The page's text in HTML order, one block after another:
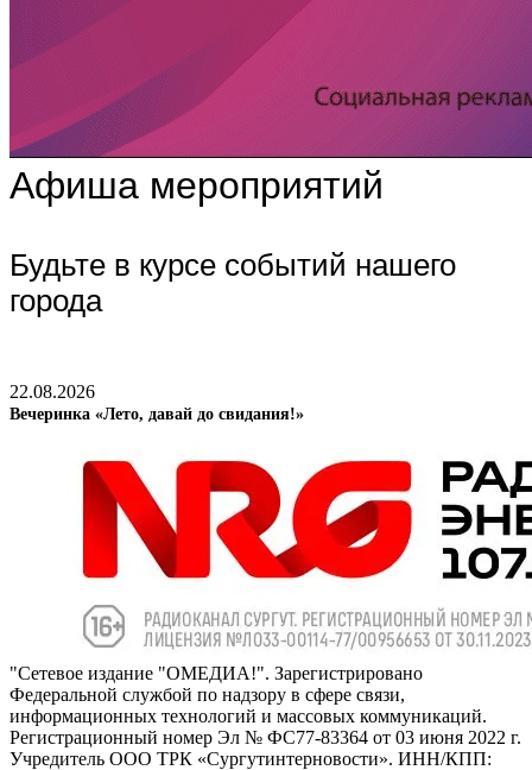
Афиша мероприятий
Будьте в курсе событий нашего
города
22.08.2026
Вечеринка «Лето, давай до свидания!»
"Сетевое издание "ОМЕДИА!". Зарегистрировано
Федеральной службой по надзору в сфере связи,
информационных технологий и массовых коммуникаций.
Регистрационный номер Эл № ФС77-83364 от 03 июня 2022 г.
Учредитель ООО ТРК «Сургутинтерновости». ИНН/КПП: